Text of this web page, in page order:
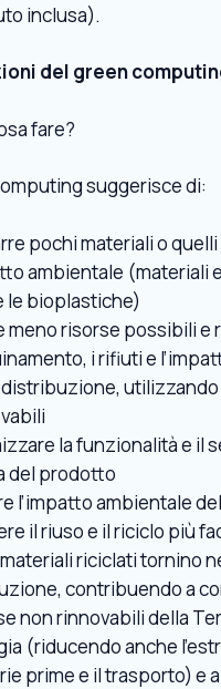
inclusa).
del green
fare?
suggerisce di:
pochi materiali o
ambientale (materiali
le bioplastiche)
meno risorse possibili e
i rifiuti e
la funzionalità e il
del prodotto
l’impatto ambientale
il riuso e il riciclo più
riciclati tornino
contribuendo a
non rinnovabili della
(riducendo anche
prime e il trasporto) e